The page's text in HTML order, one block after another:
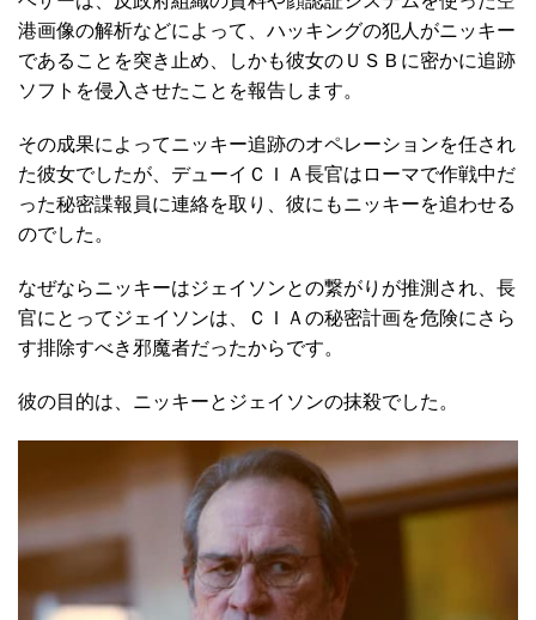
港画像の解析などによって、ハッキングの犯人がニッキー
であることを突き止め、しかも彼女のＵＳＢに密かに追跡
ソフトを侵入させたことを報告します。
その成果によってニッキー追跡のオペレーションを任され
た彼女でしたが、デューイＣＩＡ長官はローマで作戦中だ
った秘密諜報員に連絡を取り、彼にもニッキーを追わせる
のでした。
なぜならニッキーはジェイソンとの繋がりが推測され、長
官にとってジェイソンは、ＣＩＡの秘密計画を危険にさら
す排除すべき邪魔者だったからです。
彼の目的は、ニッキーとジェイソンの抹殺でした。